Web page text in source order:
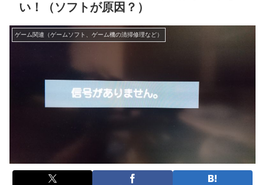
い！（ソフトが原因？）
ゲーム関連（ゲームソフト、ゲーム機の清掃修理など）